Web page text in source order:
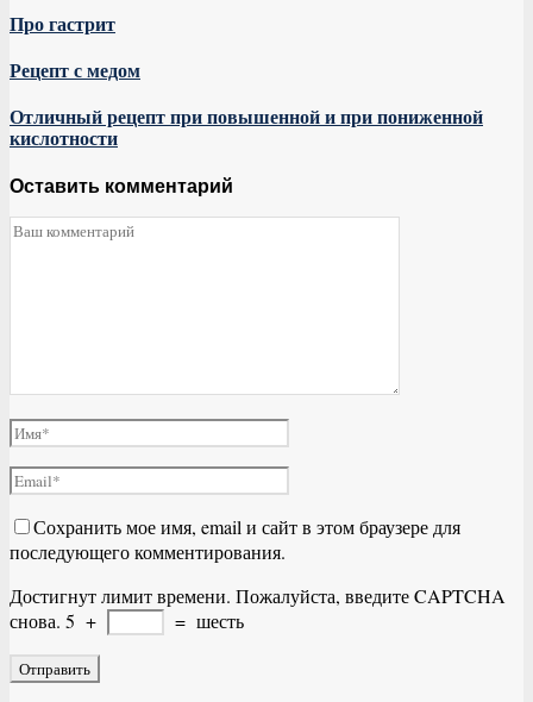
Про гастрит
Рецепт с медом
Отличный рецепт при повышенной и при пониженной
кислотности
Оставить комментарий
Сохранить мое имя, email и сайт в этом браузере для
последующего комментирования.
Достигнут лимит времени. Пожалуйста, введите CAPTCHA
снова. 5 + = шесть